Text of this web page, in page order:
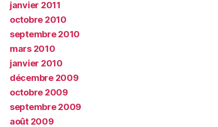
janvier 2011
octobre 2010
septembre 2010
mars 2010
janvier 2010
décembre 2009
octobre 2009
septembre 2009
août 2009